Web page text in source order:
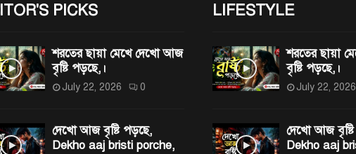
PICKS
শরতের ছায়া মেখে দেখো আজ
বৃষ্টি পড়ছে,।
July 22, 2026 0
দেখো আজ বৃষ্টি পড়ছে,
Dekho aaj bristi porche,
LIFESTYLE
শরতের ছায়া
বৃষ্টি পড়ছে,।
July 22, 2026
দেখো আজ
Dekho aaj